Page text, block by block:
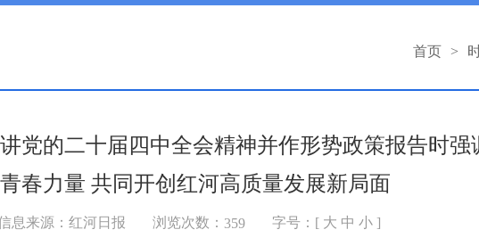
首页 >
党的二十届四中全会精神并作形势政策报告时强
春力量 共同开创红河高质量发展新局面
息来源：红河日报 浏览次数： 359 字号：[ 大 中 小 ]